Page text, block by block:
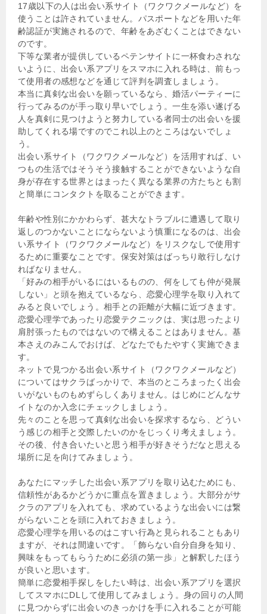
17歳以下の人は出会い系サイト（ワクワクメールなど）を
使うことは許されていません。パスポートなどを用いた年
齢認証が実施されるので、年齢をあざむくことはできない
のです。
下等な業者が提供しているペテンサイトに一杯食わされな
いように、出会い系アプリをスマホに入れる時は、前もっ
て使用者の感想などを通じて評判を調査しましょう。
本当に真剣な出会いを願っているなら、婚活パーティーに
行ってみるのが手っ取り早いでしょう。一生を添い遂げる
人を真剣に見つけようと努力している者同士の出会いを援
助してくれる場ですのでこれ以上のところはないでしょ
う。
出会い系サイト（ワクワクメールなど）を活用すれば、い
つもの生活ではそうそう接触することができないような自
身が存在する世界とはまったく異なる業界の方たちとも割
と簡単にコンタクトを取ることができます。
年齢や性別にかかわらず、甚大なトラブルに遭遇して取り
返しのつかないことにならないよう慎重になるのは、出会
い系サイト（ワクワクメールなど）をリスクなしで使用す
るために重要なことです。保安対策はばっちり敢行しなけ
ればなりません。
「好みの相手がいるにはいるものの、何をしても仲が発展
しない」と頭を抱えているなら、恋愛心理学を取り入れて
みると良いでしょう。相手との距離が大幅に近づきます。
恋愛心理学であったり恋愛テクニックは、実は思ったより
肩肘張ったものではないので構えることはありません。基
本さえのみこんでおけば、どなたでもたやすく実施できま
す。
ネットで見つかる出会い系サイト（ワクワクメールなど）
についてはサクラばっかりで、本当のところまったく出会
いがないものもめずらしくありません。はじめにどんなサ
イトなのか入念にチェックしましょう。
先々のことを思って真剣な出会いを探求するなら、どうい
う感じの相手と交際したいのかをじっくり考えましょう。
その後、付き合いたいと思う相手が好きそうだなと思える
場所に足を向けてみましょう。
あなたにマッチした出会い系アプリを取り込むためにも、
信頼性があるかどうかに重点を置きましょう。大部分がサ
クラのアプリを入れても、求めているような出会いには繋
がらないことを頭に入れておきましょう。
恋愛心理学を用いるのはこすい行為と見られることもあり
ますが、それは間違いです。「飾らない自分自身を知り、
興味をもってもらうために必須の第一歩」と解釈したほう
が良いと思います。
簡単に恋愛相手探しをしたい時は、出会い系アプリを選択
してスマホにDLして使用してみましょう。身の回りの人間
に見つからずに出会いのきっかけを手に入れることが可能